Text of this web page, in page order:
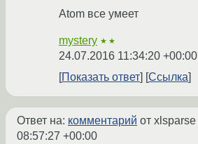
Atom все умеет
mystery ★★
24.07.2016 11:34:20 +00:00
Показать ответ Ссылка
Ответ на: комментарий от xlsparse
08:57:27 +00:00